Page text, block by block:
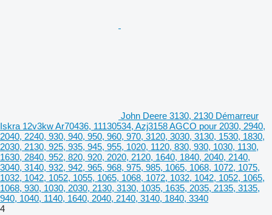
John Deere 3130, 2130 Démarreur
Iskra 12v3kw Ar70436, 11130534, Azj3158 AGCO pour 2030, 2940,
2040, 2240, 930, 940, 950, 960, 970, 3120, 3030, 3130, 1530, 1830,
2030, 2130, 925, 935, 945, 955, 1020, 1120, 830, 930, 1030, 1130,
1630, 2840, 952, 820, 920, 2020, 2120, 1640, 1840, 2040, 2140,
3040, 3140, 932, 942, 965, 968, 975, 985, 1065, 1068, 1072, 1075,
1032, 1042, 1052, 1055, 1065, 1068, 1072, 1032, 1042, 1052, 1065,
1068, 930, 1030, 2030, 2130, 3130, 1035, 1635, 2035, 2135, 3135,
940, 1040, 1140, 1640, 2040, 2140, 3140, 1840, 3340
4